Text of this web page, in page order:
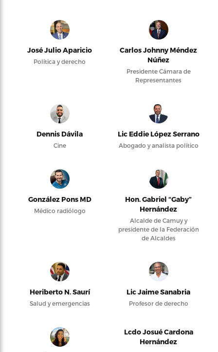
José Julio Aparicio
Política y derecho
Carlos Johnny Méndez
Núñez
Presidente Cámara de
Representantes
Dennis Dávila
Cine
Lic Eddie López Serrano
Abogado y analista político
González Pons MD
Médico radiólogo
Hon. Gabriel “Gaby”
Hernández
Alcalde de Camuy y
presidente de la Federación
de Alcaldes
Heriberto N. Saurí
Salud y emergencias
Lic Jaime Sanabria
Profesor de derecho
Lcdo Josué Cardona
Hernández